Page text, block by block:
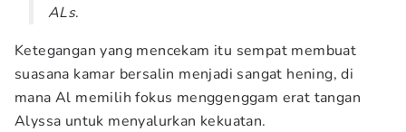
ALs.
Ketegangan yang mencekam itu sempat membuat
suasana kamar bersalin menjadi sangat hening, di
mana Al memilih fokus menggenggam erat tangan
Alyssa untuk menyalurkan kekuatan.